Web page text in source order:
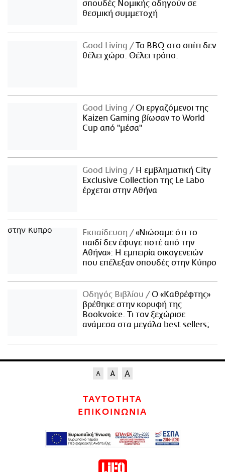
σπουδές Νομικής οδηγούν σε
θεσμική συμμετοχή
Good Living
Το BBQ στο σπίτι δεν
θέλει χώρο. Θέλει τρόπο.
Good Living
Οι εργαζόμενοι της
Kaizen Gaming βίωσαν το World
Cup από "μέσα"
Good Living
Η εμβληματική City
Exclusive Collection της Le Labo
έρχεται στην Αθήνα
Εκπαίδευση
«Νιώσαμε ότι το
παιδί δεν έφυγε ποτέ από την
Αθήνα»: Η εμπειρία οικογενειών
που επέλεξαν σπουδές στην Κύπρο
Οδηγός Βιβλίου
Ο «Καθρέφτης»
βρέθηκε στην κορυφή της
Bookvoice. Τι τον ξεχώρισε
ανάμεσα στα μεγάλα best sellers;
ΤΑΥΤΟΤΗΤΑ
ΕΠΙΚΟΙΝΩΝΙΑ